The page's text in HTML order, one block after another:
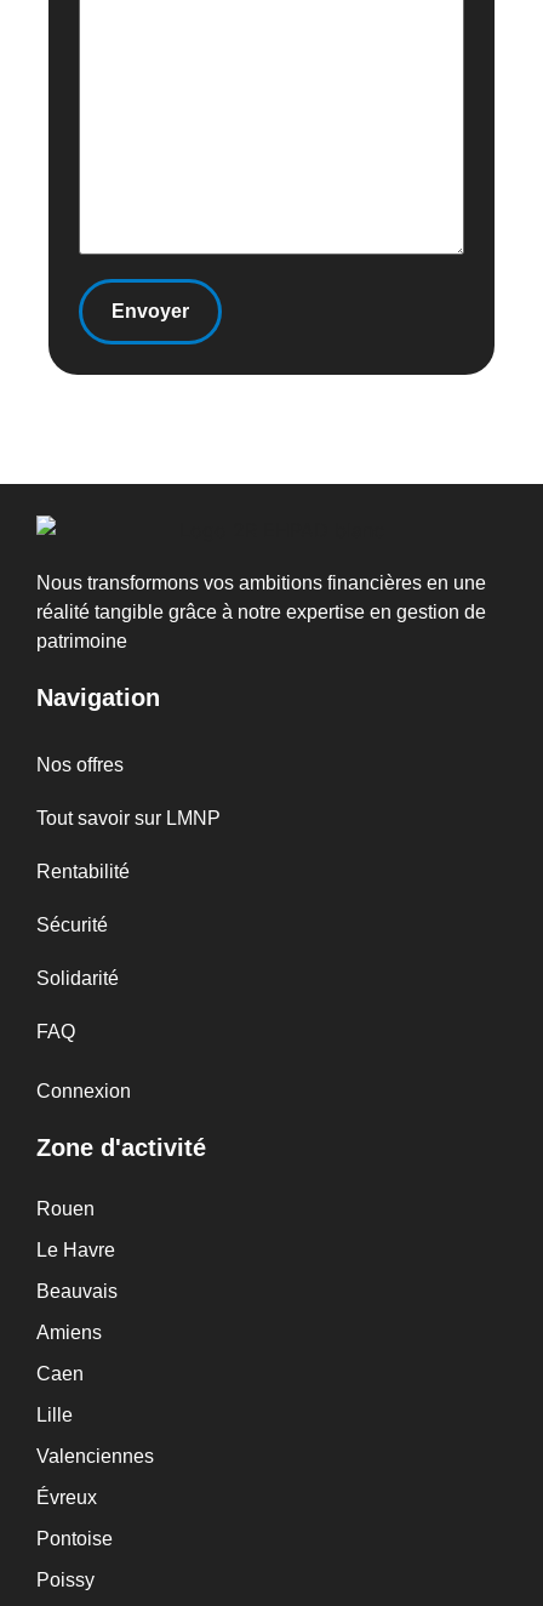
Nous transformons vos ambitions financières en une
réalité tangible grâce à notre expertise en gestion de
patrimoine
Navigation
Nos offres
Tout savoir sur LMNP
Rentabilité
Sécurité
Solidarité
FAQ
Connexion
Zone d'activité
Rouen
Le Havre
Beauvais
Amiens
Caen
Lille
Valenciennes
Évreux
Pontoise
Poissy